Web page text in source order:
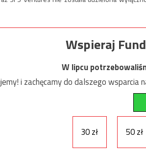
Wspieraj
W lipcu
i zachęcamy do dalszego wsparcia
30 zł
50 zł